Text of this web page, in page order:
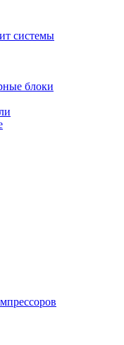
системы
блоки